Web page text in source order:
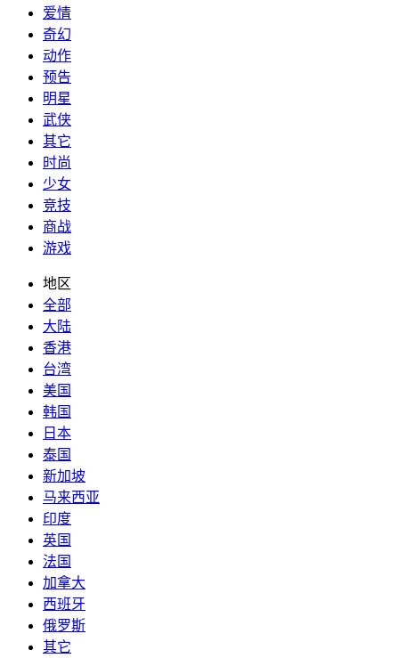
爱情
奇幻
动作
预告
明星
武侠
其它
时尚
少女
竞技
商战
游戏
地区
全部
大陆
香港
台湾
美国
韩国
日本
泰国
新加坡
马来西亚
印度
英国
法国
加拿大
西班牙
俄罗斯
其它